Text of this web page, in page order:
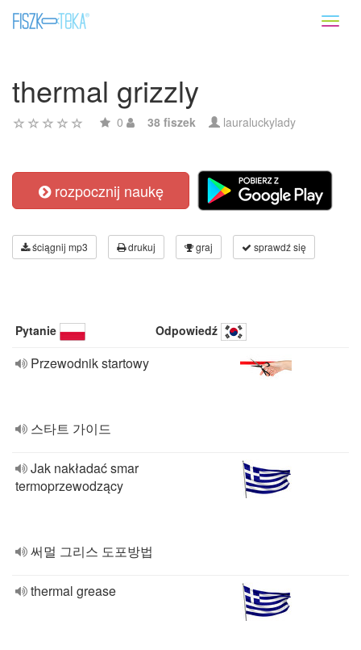
thermal grizzly
0 38 fiszek lauraluckylady
rozpocznij naukę
ściągnij mp3 drukuj graj sprawdź się
Pytanie Odpowiedź
Przewodnik startowy
스타트 가이드
Jak nakładać smar
termoprzewodzący
써멀 그리스 도포방법
thermal grease